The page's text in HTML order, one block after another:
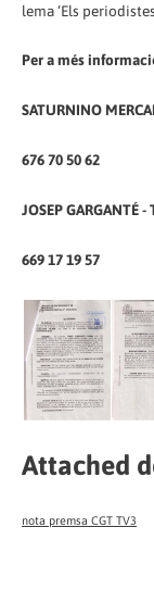
lema ‘Els
Per a més
SATURNINO
676 70 50 62
JOSEP GARGANTÉ
669 17 19 57
Attached
nota premsa CGT TV3